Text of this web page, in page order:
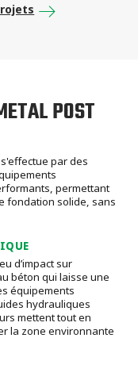
POST
par des
permettant
fondation solide, sans
d’impact sur
béton qui laisse une
équipements
hydrauliques
mettent tout en
la zone environnante